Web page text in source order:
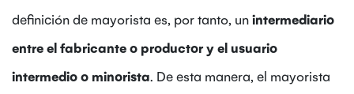
definición de mayorista es, por tanto, unintermediario
entre el fabricante o productor y el usuario
intermedio o minorista. De esta manera, el mayorista